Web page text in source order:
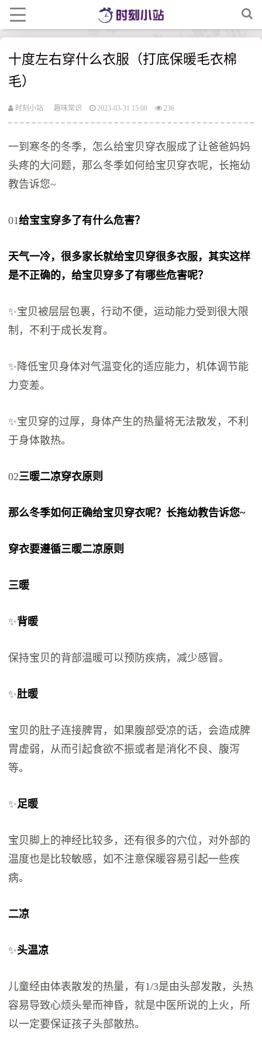
十度左右穿什么衣服（打底保暖毛衣棉
毛）
时刻小站 趣味常识 2023-03-31 15:08 236
一到寒冬的冬季，怎么给宝贝穿衣服成了让爸爸妈妈
头疼的大问题，那么冬季如何给宝贝穿衣呢，长拖幼
教告诉您~
01给宝宝穿多了有什么危害？
天气一冷，很多家长就给宝贝穿很多衣服，其实这样
是不正确的，给宝贝穿多了有哪些危害呢？
✨宝贝被层层包裹，行动不便，运动能力受到很大限
制，不利于成长发育。
✨降低宝贝身体对气温变化的适应能力，机体调节能
力变差。
✨宝贝穿的过厚，身体产生的热量将无法散发，不利
于身体散热。
02三暖二凉穿衣原则
那么冬季如何正确给宝贝穿衣呢？长拖幼教告诉您~
穿衣要遵循三暖二凉原则
三暖
✨背暖
保持宝贝的背部温暖可以预防疾病，减少感冒。
✨肚暖
宝贝的肚子连接脾胃，如果腹部受凉的话，会造成脾
胃虚弱，从而引起食欲不振或者是消化不良、腹泻
等。
✨足暖
宝贝脚上的神经比较多，还有很多的穴位，对外部的
温度也是比较敏感，如不注意保暖容易引起一些疾
病。
二凉
✨头温凉
儿童经由体表散发的热量，有1/3是由头部发散，头热
容易导致心烦头晕而神昏，就是中医所说的上火，所
以一定要保证孩子头部散热。